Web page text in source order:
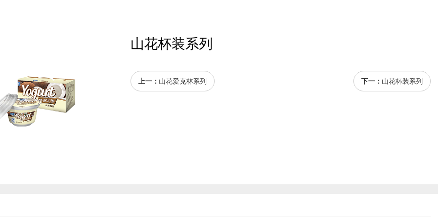
山花杯装系列
上一： 山花爱克林系列 下一： 山花杯装系列